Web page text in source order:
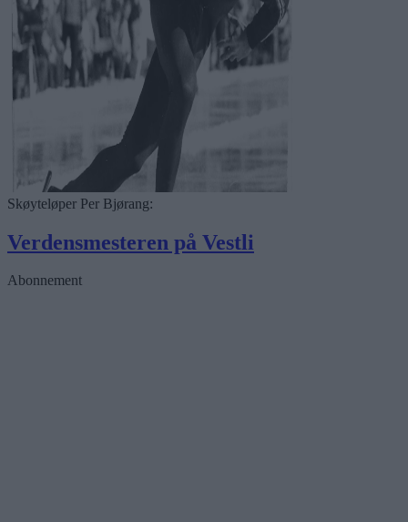
Skøyteløper Per Bjørang:
Verdensmesteren på Vestli
Abonnement